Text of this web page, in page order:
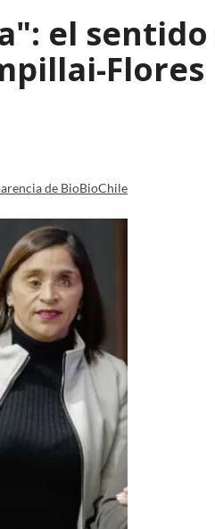
el
Flores
de BioBioChile